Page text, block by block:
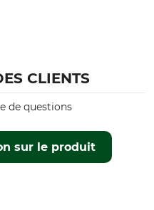
CLIENTS
sur le produit
de questions